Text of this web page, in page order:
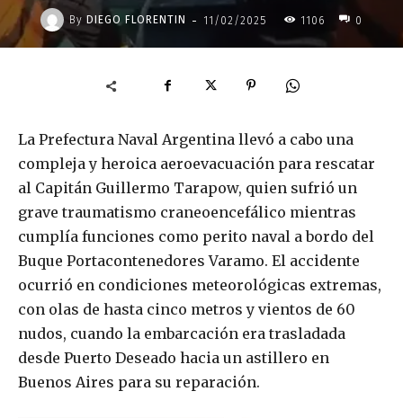
By DIEGO FLORENTIN - 11/02/2025 1106 0
La Prefectura Naval Argentina llevó a cabo una
compleja y heroica aeroevacuación para rescatar
al Capitán Guillermo Tarapow, quien sufrió un
grave traumatismo craneoencefálico mientras
cumplía funciones como perito naval a bordo del
Buque Portacontenedores Varamo. El accidente
ocurrió en condiciones meteorológicas extremas,
con olas de hasta cinco metros y vientos de 60
nudos, cuando la embarcación era trasladada
desde Puerto Deseado hacia un astillero en
Buenos Aires para su reparación.